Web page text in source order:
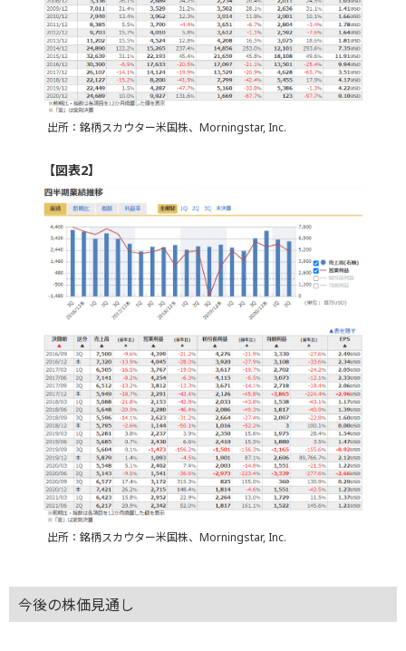
出所：銘柄スカウター米国株、Morningstar, Inc.
【図表2】
出所：銘柄スカウター米国株、Morningstar, Inc.
今後の株価見通し